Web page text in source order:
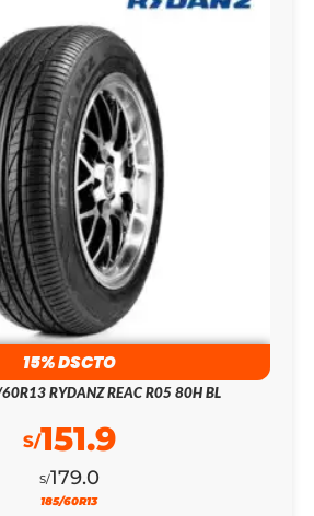
15% DSCTO
RYDANZ REAC R05 80H BL
S/179.0
S/151.9
185/60R13